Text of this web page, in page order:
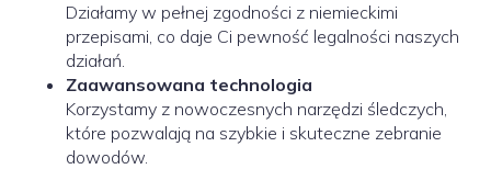
Działamy w pełnej zgodności z niemieckimi
przepisami, co daje Ci pewność legalności naszych
działań.
Zaawansowana technologia
Korzystamy z nowoczesnych narzędzi śledczych,
które pozwalają na szybkie i skuteczne zebranie
dowodów.